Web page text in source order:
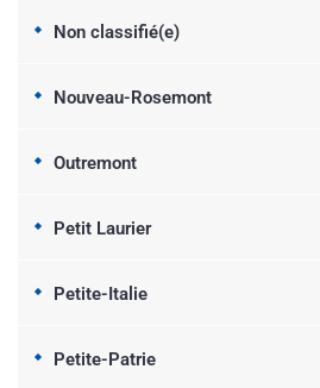
Non classifié(e)
Nouveau-Rosemont
Outremont
Petit Laurier
Petite-Italie
Petite-Patrie